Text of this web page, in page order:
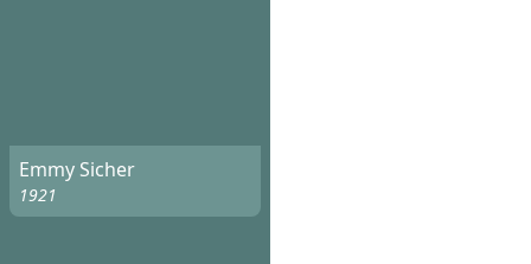
Emmy Sicher
1921